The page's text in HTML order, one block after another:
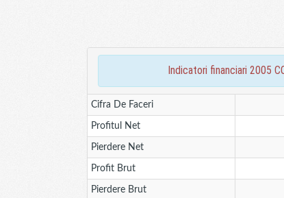
indicatori financiari 2005
Cifra De Faceri
Profitul Net
Pierdere Net
Profit Brut
Pierdere Brut